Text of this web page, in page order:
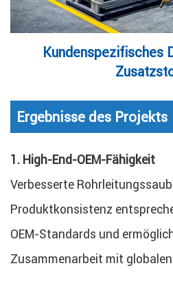
Kundenspezifisches
Ergebnisse des Projekts
1. High-End-OEM-Fähigkeit
Verbesserte
Produktkonsistenz
OEM-Standards und
Zusammenarbeit mit